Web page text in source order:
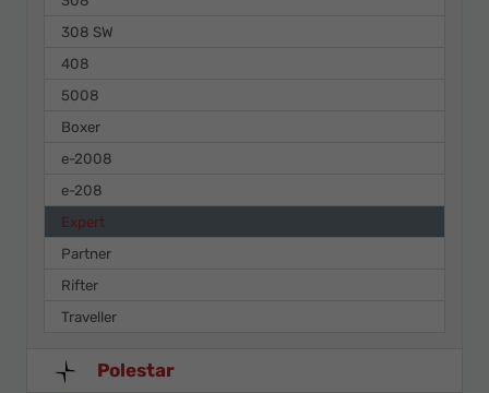
308 SW
408
5008
Boxer
e-2008
e-208
Expert
Partner
Rifter
Traveller
Polestar